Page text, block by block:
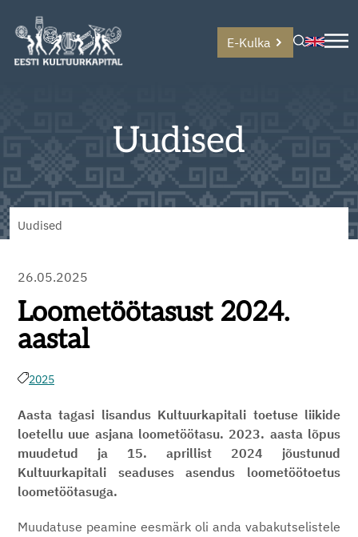
E-Kulka
Uudised
Uudised
26.05.2025
Loometöötasust 2024.
aastal
2025
Aasta tagasi lisandus Kultuurkapitali toetuse liikide
loetellu uue asjana loometöötasu. 2023. aasta lõpus
muudetud ja 15. aprillist 2024 jõustunud
Kultuurkapitali seaduses asendus loometöötoetus
loometöötasuga.
Muudatuse peamine eesmärk oli anda vabakutselistele